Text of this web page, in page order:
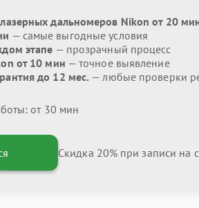
дальномеров Nikon от 20
— самые выгодные условия
этапе — прозрачный процесс
от 10 мин — точное выявление
до 12 мес. — любые проверки
от 30 мин
Скидка 20% при записи на